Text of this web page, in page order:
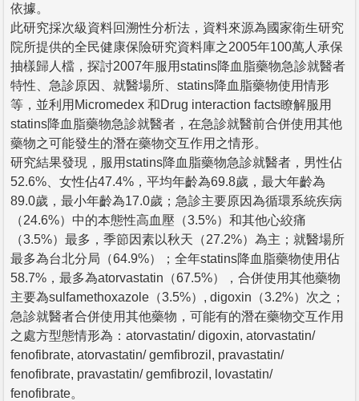
依據。
此研究採次級資料回溯性分析法，資料來源為國家衛生研究
院所提供的全民健康保險研究資料庫之2005年100萬人承保
抽樣歸人檔，探討2007年服用statins降血脂藥物急診就醫者
特性、急診原因、就醫場所、statins降血脂藥物使用情形
等，並利用Micromedex 和Drug interaction facts瞭解服用
statins降血脂藥物急診就醫者，在急診就醫前合併使用其他
藥物之可能發生的潛在藥物交互作用之情形。
研究結果發現，服用statins降血脂藥物急診就醫者，男性佔
52.6%、女性佔47.4%，平均年齡為69.8歲，最大年齡為
89.0歲，最小年齡為17.0歲；急診主要原因為循環系統疾病
（24.6%）中的本態性高血壓（3.5%）和其他心絞痛
（3.5%）最多，季節因素以秋天（27.2%）為主；就醫場所
最多為台北分局（64.9%）；全年statins降血脂藥物使用佔
58.7%，最多為atorvastatin（67.5%），合併使用其他藥物
主要為sulfamethoxazole（3.5%）, digoxin（3.2%）次之；
急診就醫者合併使用其他藥物，可能有的潛在藥物交互作用
之處方型態情形為：atorvastatin/ digoxin, atorvastatin/
fenofibrate, atorvastatin/ gemfibrozil, pravastatin/
fenofibrate, pravastatin/ gemfibrozil, lovastatin/
fenofibrate。